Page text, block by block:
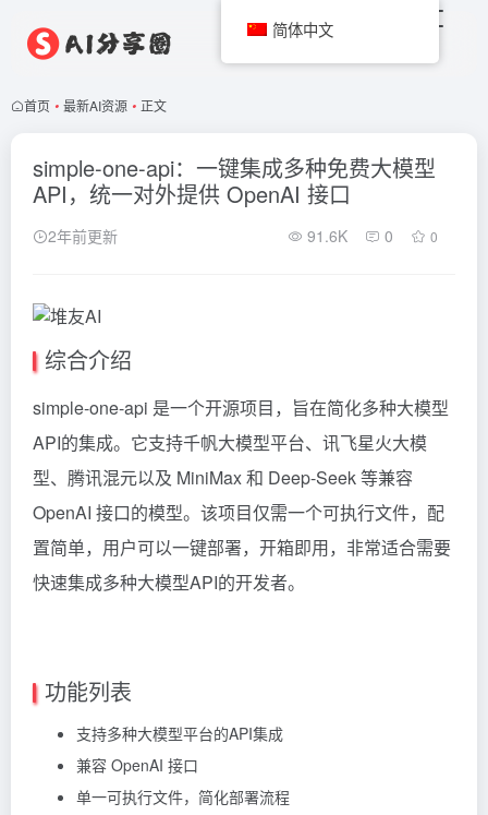
首页 • 最新AI资源 • 正文
simple-one-api：一键集成多种免费大模型
API，统一对外提供 OpenAI 接口
2年前更新 91.6K 0 0
综合介绍
simple-one-api 是一个开源项目，旨在简化多种大模型
API的集成。它支持千帆大模型平台、讯飞星火大模
型、腾讯混元以及 MiniMax 和 Deep-Seek 等兼容
OpenAI 接口的模型。该项目仅需一个可执行文件，配
置简单，用户可以一键部署，开箱即用，非常适合需要
快速集成多种大模型API的开发者。
功能列表
支持多种大模型平台的API集成
兼容 OpenAI 接口
单一可执行文件，简化部署流程
简体中文